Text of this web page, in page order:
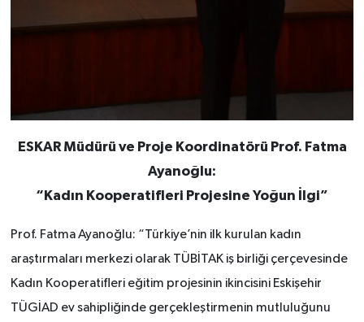
ESKAR Müdürü ve Proje Koordinatörü Prof. Fatma
Ayanoğlu:
“Kadın Kooperatifleri Projesine Yoğun İlgi”
Prof. Fatma Ayanoğlu: “Türkiye’nin ilk kurulan kadın
araştırmaları merkezi olarak TÜBİTAK iş birliği çerçevesinde
Kadın Kooperatifleri eğitim projesinin ikincisini Eskişehir
TÜGİAD ev sahipliğinde gerçekleştirmenin mutluluğunu